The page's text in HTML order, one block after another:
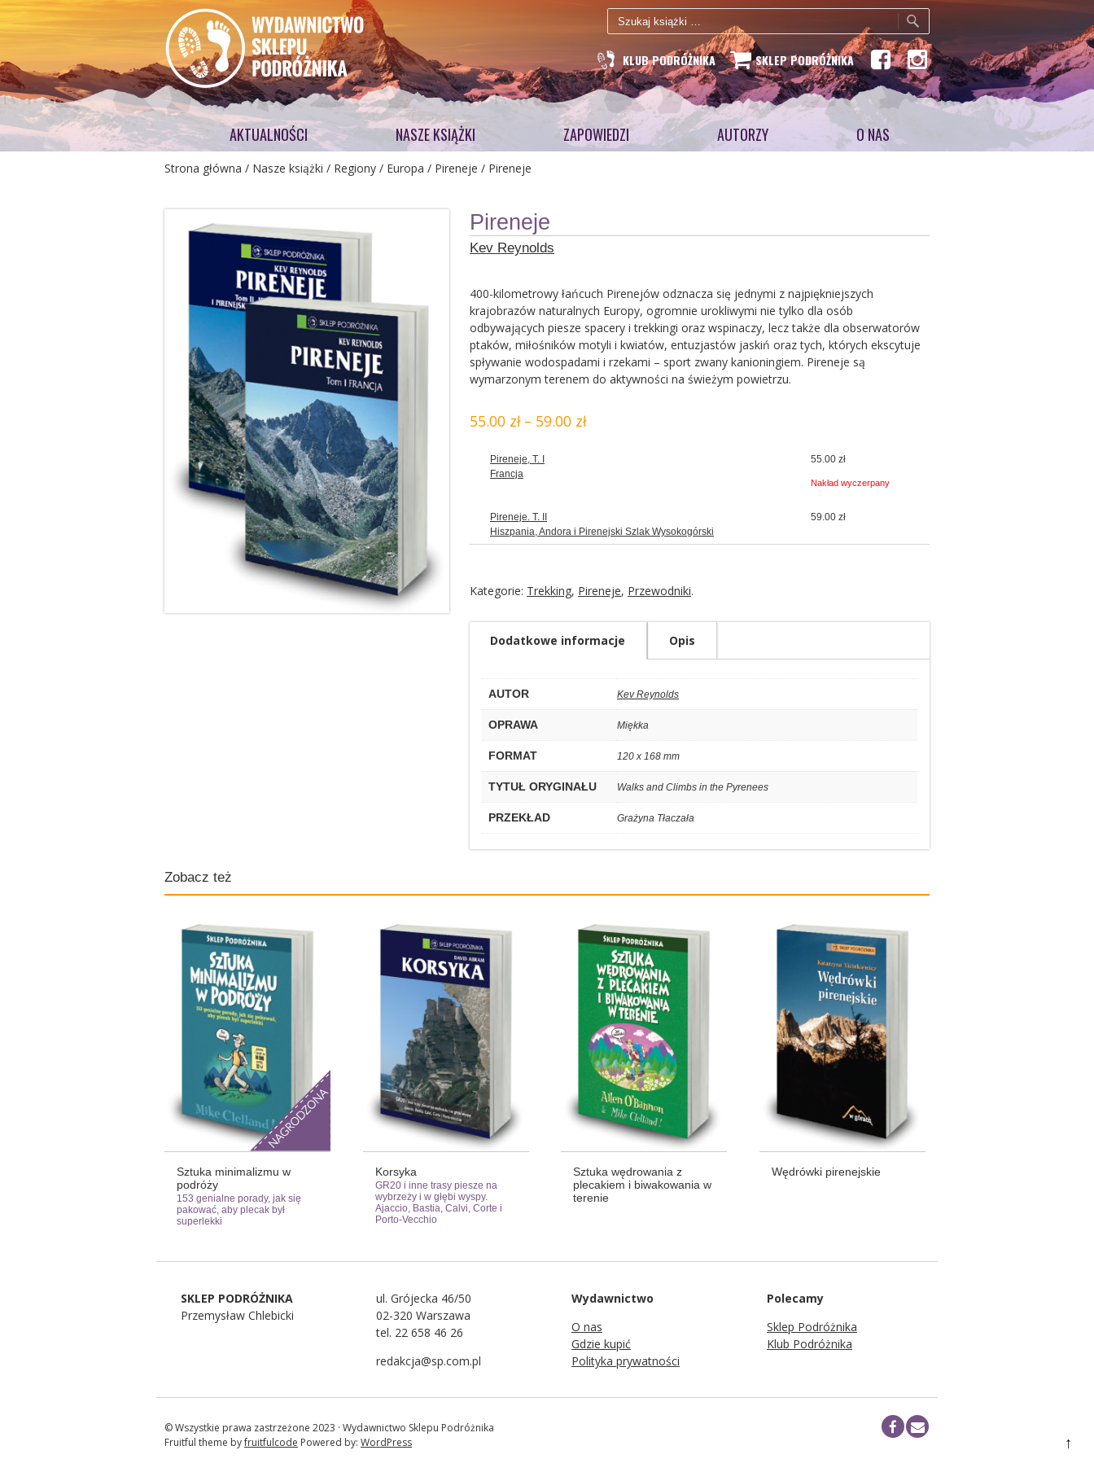
Szukaj:
KLUB PODRÓŻNIKA SKLEP PODRÓŻNIKA
AKTUALNOŚCI NASZE KSIĄŻKI ZAPOWIEDZI AUTORZY O NAS
Strona główna / Nasze książki / Regiony / Europa / Pireneje / Pireneje
Pireneje
Kev Reynolds
400-kilometrowy łańcuch Pirenejów odznacza się jednymi z najpiękniejszych
krajobrazów naturalnych Europy, ogromnie urokliwymi nie tylko dla osób
odbywających piesze spacery i trekkingi oraz wspinaczy, lecz także dla obserwatorów
ptaków, miłośników motyli i kwiatów, entuzjastów jaskiń oraz tych, których ekscytuje
spływanie wodospadami i rzekami – sport zwany kanioningiem. Pireneje są
wymarzonym terenem do aktywności na świeżym powietrzu.
55.00 zł– 59.00 zł
Pireneje, T. I
Francja
55.00 zł
Nakład wyczerpany
Pireneje. T. II
Hiszpania, Andora i Pirenejski Szlak Wysokogórski
59.00 zł
Kategorie: Trekking, Pireneje, Przewodniki.
Dodatkowe informacje Opis
AUTOR Kev Reynolds
OPRAWA Miękka
FORMAT 120 x 168 mm
TYTUŁ ORYGINAŁU Walks and Climbs in the Pyrenees
PRZEKŁAD Grażyna Tłaczała
Zobacz też
Sztuka minimalizmu w
podróży
153 genialne porady, jak się
pakować, aby plecak był
superlekki
Korsyka
GR20 i inne trasy piesze na
wybrzeży i w głębi wyspy.
Ajaccio, Bastia, Calvi, Corte i
Porto-Vecchio
Sztuka wędrowania z
plecakiem i biwakowania w
terenie
Wędrówki pirenejskie
SKLEP PODRÓŻNIKA
Przemysław Chlebicki
ul. Grójecka 46/50
02-320 Warszawa
tel. 22 658 46 26
redakcja@sp.com.pl
Wydawnictwo
O nas
Gdzie kupić
Polityka prywatności
Polecamy
Sklep Podróżnika
Klub Podróżnika
© Wszystkie prawa zastrzeżone 2023 · Wydawnictwo Sklepu Podróżnika
Fruitful theme byfruitfulcode Powered by: WordPress ↑